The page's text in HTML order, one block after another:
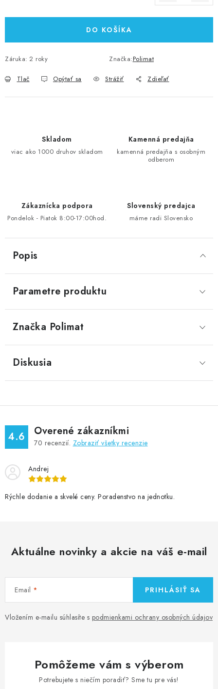
DO KOŠÍKA
Záruka: 2 roky Značka:Polimat
Tlač Opýtať sa Strážiť Zdieľať
Skladom
viac ako 1000 druhov skladom
Kamenná predajňa
kamenná predajňa s osobným
odberom
Zákaznícka podpora
Pondelok - Piatok 8:00-17:00hod.
Slovenský predajca
máme radi Slovensko
Popis
Parametre produktu
Značka Polimat
Diskusia
4.6 Overené zákazníkmi
70 recenzií. Zobraziť všetky recenzie
Andrej
Rýchle dodanie a skvelé ceny. Poradenstvo na jednotku.
Aktuálne novinky a akcie na váš e-mail
Email
Vložením e-mailu súhlasíte s podmienkami ochrany osobných údajov
PRIHLÁSIŤ SA
Pomôžeme vám s výberom
Potrebujete s niečím poradiť? Sme tu pre vás!